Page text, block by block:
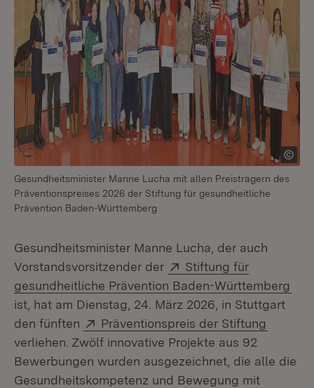
Gesundheitsminister Manne Lucha mit allen Preisträgern des
Präventionspreises 2026 der Stiftung für gesundheitliche
Prävention Baden-Württemberg
Gesundheitsminister Manne Lucha, der auch
Vorstandsvorsitzender der
Extern:
Stiftung für
gesundheitliche Prävention Baden-Württemberg
ist, hat am Dienstag, 24. März 2026, in Stuttgart
den fünften
Extern:
Präventionspreis der Stiftung
verliehen. Zwölf innovative Projekte aus 92
Bewerbungen wurden ausgezeichnet, die alle die
Gesundheitskompetenz und Bewegung mit